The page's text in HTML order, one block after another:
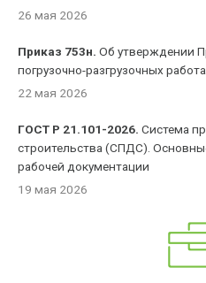
26 мая 2026
Приказ 753н. Об утверждении
погрузочно-разгрузочных
22 мая 2026
ГОСТ Р 21.101-2026. Система
строительства (СПДС).
рабочей документации
19 мая 2026